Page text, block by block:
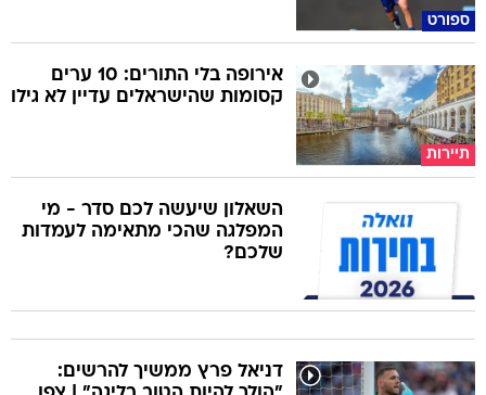
ספורט
תיירות
אירופה בלי התורים: 10 ערים
קסומות שהישראלים עדיין לא גילו
השאלון שיעשה לכם סדר - מי
המפלגה שהכי מתאימה לעמדות
שלכם?
דניאל פרץ ממשיך להרשים: